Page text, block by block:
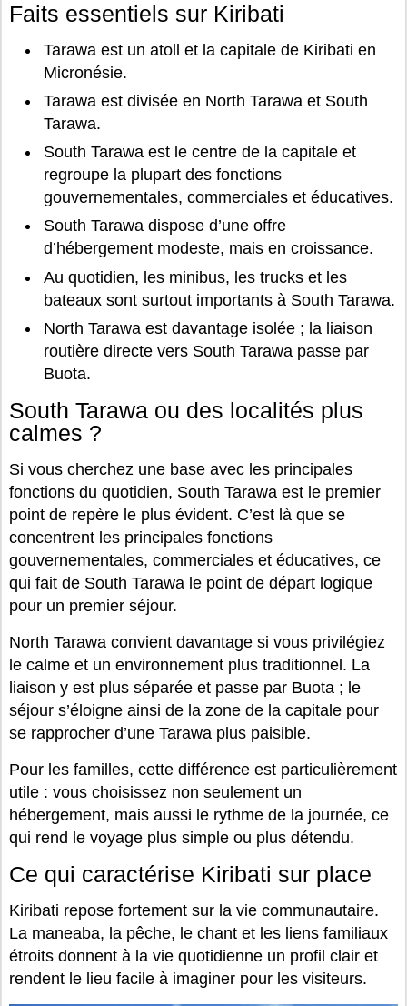
Faits essentiels sur Kiribati
Tarawa est un atoll et la capitale de Kiribati en
Micronésie.
Tarawa est divisée en North Tarawa et South
Tarawa.
South Tarawa est le centre de la capitale et
regroupe la plupart des fonctions
gouvernementales, commerciales et éducatives.
South Tarawa dispose d’une offre
d’hébergement modeste, mais en croissance.
Au quotidien, les minibus, les trucks et les
bateaux sont surtout importants à South Tarawa.
North Tarawa est davantage isolée ; la liaison
routière directe vers South Tarawa passe par
Buota.
South Tarawa ou des localités plus
calmes ?
Si vous cherchez une base avec les principales
fonctions du quotidien, South Tarawa est le premier
point de repère le plus évident. C’est là que se
concentrent les principales fonctions
gouvernementales, commerciales et éducatives, ce
qui fait de South Tarawa le point de départ logique
pour un premier séjour.
North Tarawa convient davantage si vous privilégiez
le calme et un environnement plus traditionnel. La
liaison y est plus séparée et passe par Buota ; le
séjour s’éloigne ainsi de la zone de la capitale pour
se rapprocher d’une Tarawa plus paisible.
Pour les familles, cette différence est particulièrement
utile : vous choisissez non seulement un
hébergement, mais aussi le rythme de la journée, ce
qui rend le voyage plus simple ou plus détendu.
Ce qui caractérise Kiribati sur place
Kiribati repose fortement sur la vie communautaire.
La maneaba, la pêche, le chant et les liens familiaux
étroits donnent à la vie quotidienne un profil clair et
rendent le lieu facile à imaginer pour les visiteurs.